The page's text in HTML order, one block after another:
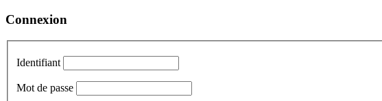
Connexion
Identifiant
Mot de passe